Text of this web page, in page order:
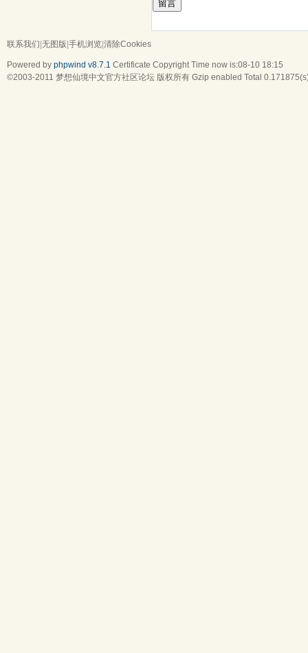
留言
联系我们|无图版|手机浏览|清除Cookies
Powered by phpwind v8.7.1 Certificate Copyright Time now is:08-10 18:15
©2003-2011 梦想仙境中文官方社区论坛 版权所有 Gzip enabled Total